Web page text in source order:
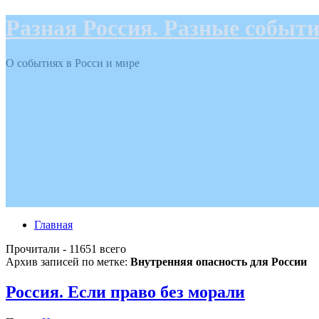
Разная Россия. Разные
О событиях в Росси и мире
Главная
Прочитали - 11651 всего
Архив записей по метке: Внутренняя опасность для России
Россия. Если право без морали